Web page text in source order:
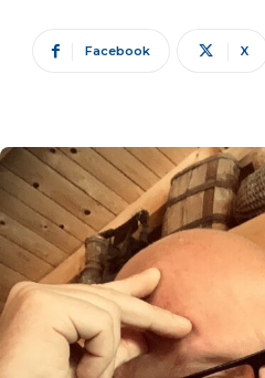
Facebook X